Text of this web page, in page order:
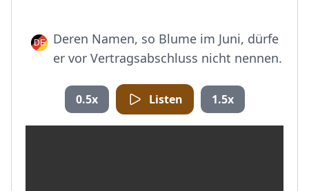
Deren Namen, so Blume im Juni, dürfe
er vor Vertragsabschluss nicht nennen.
0.5x Listen 1.5x